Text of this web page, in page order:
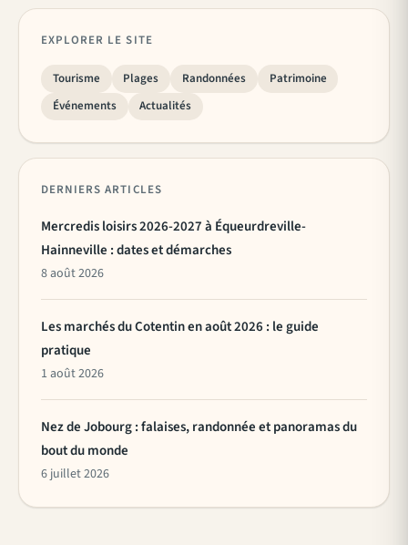
EXPLORER LE SITE
Tourisme Plages Randonnées
Patrimoine
Événements
Actualités
DERNIERS ARTICLES
Mercredis loisirs 2026-2027 à Équeurdreville-
Hainneville : dates et démarches
8 août 2026
Les marchés du Cotentin en août 2026 : le guide
pratique
1 août 2026
Nez de Jobourg : falaises, randonnée et panoramas du
bout du monde
6 juillet 2026